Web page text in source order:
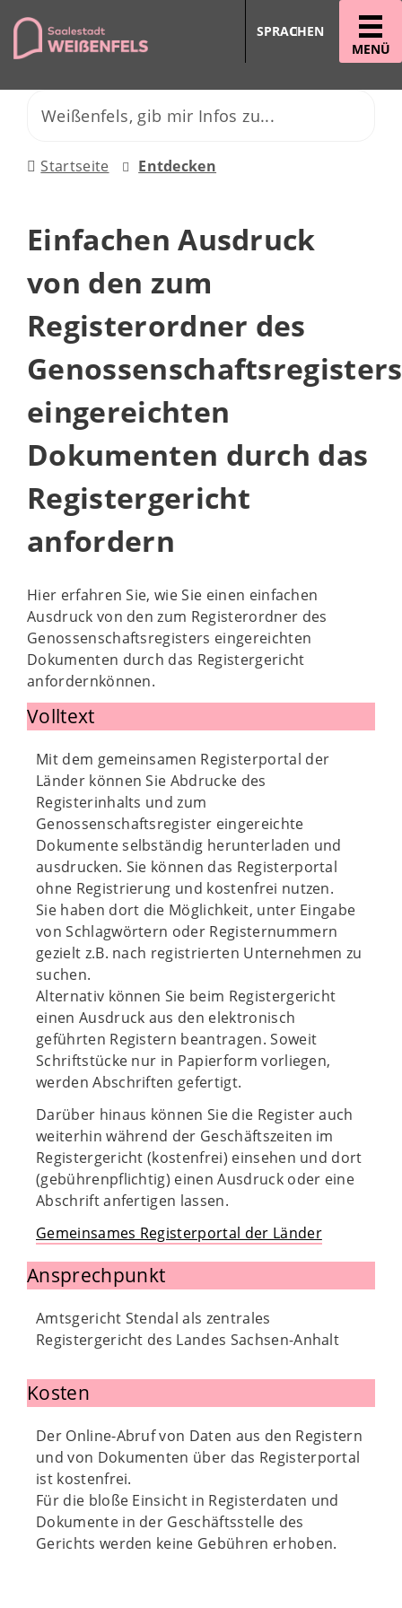
MENÜ
SPRACHEN
Startseite Entdecken
Einfachen Ausdruck
von den zum
Registerordner des
Genossenschaftsregisters
eingereichten
Dokumenten durch das
Registergericht
anfordern
Hier erfahren Sie, wie Sie einen einfachen
Ausdruck von den zum Registerordner des
Genossenschaftsregisters eingereichten
Dokumenten durch das Registergericht
anfordernkönnen.
Volltext
Mit dem gemeinsamen Registerportal der
Länder können Sie Abdrucke des
Registerinhalts und zum
Genossenschaftsregister eingereichte
Dokumente selbständig herunterladen und
ausdrucken. Sie können das Registerportal
ohne Registrierung und kostenfrei nutzen.
Sie haben dort die Möglichkeit, unter Eingabe
von Schlagwörtern oder Registernummern
gezielt z.B. nach registrierten Unternehmen zu
suchen.
Alternativ können Sie beim Registergericht
einen Ausdruck aus den elektronisch
geführten Registern beantragen. Soweit
Schriftstücke nur in Papierform vorliegen,
werden Abschriften gefertigt.
Darüber hinaus können Sie die Register auch
weiterhin während der Geschäftszeiten im
Registergericht (kostenfrei) einsehen und dort
(gebührenpflichtig) einen Ausdruck oder eine
Abschrift anfertigen lassen.
Gemeinsames Registerportal der Länder
Ansprechpunkt
Amtsgericht Stendal als zentrales
Registergericht des Landes Sachsen-Anhalt
Kosten
Der Online-Abruf von Daten aus den Registern
und von Dokumenten über das Registerportal
ist kostenfrei.
Für die bloße Einsicht in Registerdaten und
Dokumente in der Geschäftsstelle des
Gerichts werden keine Gebühren erhoben.